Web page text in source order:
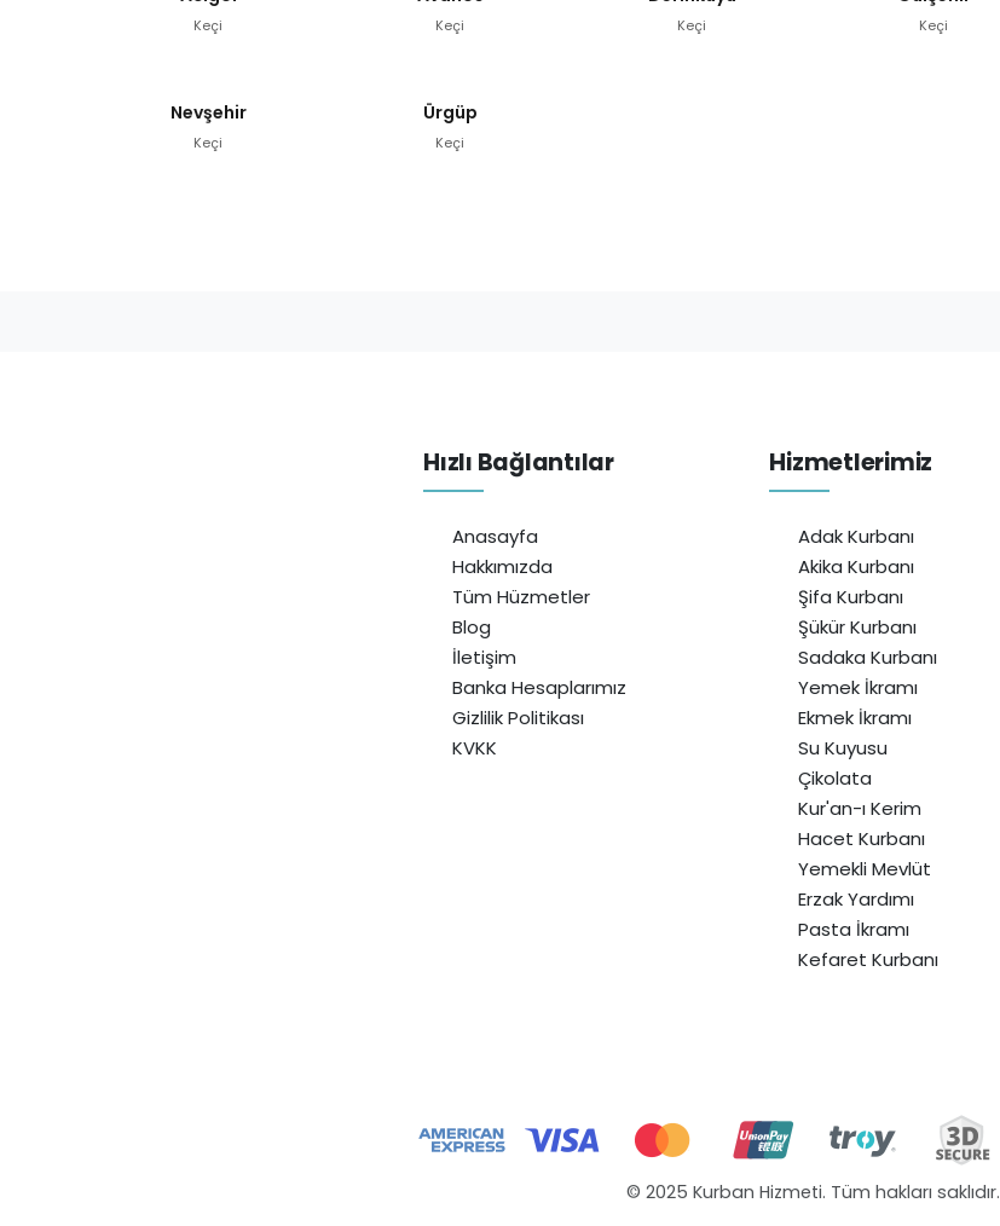
Keçi Keçi Keçi Keçi
Nevşehir
Keçi
Ürgüp
Keçi
Hızlı Bağlantılar
Anasayfa
Hakkımızda
Tüm Hüzmetler
Blog
İletişim
Banka Hesaplarımız
Gizlilik Politikası
KVKK
Hizmetlerimiz
Adak Kurbanı
Akika Kurbanı
Şifa Kurbanı
Şükür Kurbanı
Sadaka Kurbanı
Yemek İkramı
Ekmek İkramı
Su Kuyusu
Çikolata
Kur'an-ı Kerim
Hacet Kurbanı
Yemekli Mevlüt
Erzak Yardımı
Pasta İkramı
Kefaret Kurbanı
© 2025 Kurban Hizmeti. Tüm hakları saklıdır.